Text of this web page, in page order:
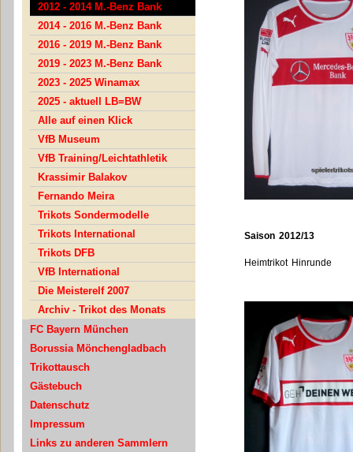
2012 - 2014 M.-Benz Bank
2014 - 2016 M.-Benz Bank
2016 - 2019 M.-Benz Bank
2019 - 2023 M.-Benz Bank
2023 - 2025 Winamax
2025 - aktuell LB=BW
Alle auf einen Klick
VfB Museum
VfB Training/Leichtathletik
Krassimir Balakov
Fernando Meira
Trikots Sondermodelle
Trikots International
Trikots DFB
VfB International
Die Meisterelf 2007
Archiv - Trikot des Monats
FC Bayern München
Borussia Mönchengladbach
Trikottausch
Gästebuch
Datenschutz
Impressum
Links zu anderen Sammlern
Saison 2012/13
Heimtrikot Hinrunde